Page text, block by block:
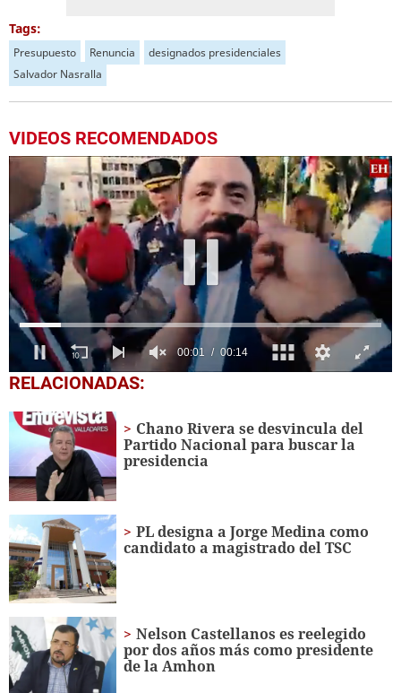
Tags:
Presupuesto Renuncia
designados presidenciales
Salvador Nasralla
VIDEOS RECOMENDADOS
0
seconds
14
seconds
RELACIONADAS:
Chano Rivera se desvincula del
Partido Nacional para buscar la
presidencia
PL designa a Jorge Medina como
candidato a magistrado del TSC
Nelson Castellanos es reelegido
por dos años más como presidente
de la Amhon